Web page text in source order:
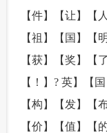
【件】【让】【
【祖】【国】【
【获】【奖】【
【！】? 英】【
【构】【发】【
【价】【值】【